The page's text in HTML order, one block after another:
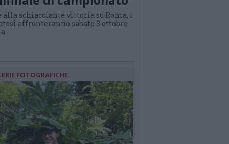
alla schiacciante vittoria su Roma, i
affronteranno sabato 3 ottobre
FOTOGRAFICHE